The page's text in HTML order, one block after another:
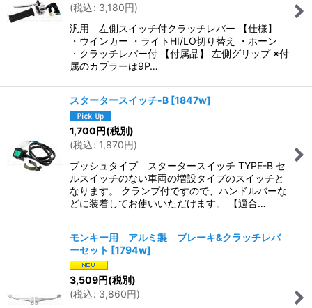
(税込: 3,180円)
汎用 左側スイッチ付クラッチレバー 【仕様】
・ウインカー ・ライトHI/LO切り替え ・ホーン
・クラッチレバー付 【付属品】 左側グリップ ※付
属のカプラーは9P…
スタータースイッチ-B [1847w]
1,700円(税別)
(税込: 1,870円)
プッシュタイプ スタータースイッチ TYPE-B セ
ルスイッチのない車両の増設タイプのスイッチと
なります。 クランプ付ですので、ハンドルバーな
どに装着してお使いいただけます。 【適合…
モンキー用 アルミ製 ブレーキ&クラッチレバ
ーセット [1794w]
3,509円(税別)
(税込: 3,860円)